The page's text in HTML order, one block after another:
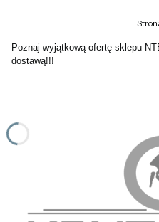
Poznaj wyjątkową ofertę sklepu
dostawą!!!